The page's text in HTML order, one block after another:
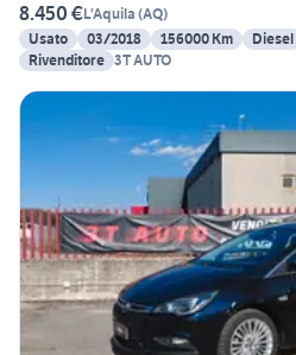
8.450 €L'Aquila (AQ)
Usato
03/2018 156000 Km Diesel
Rivenditore 3T AUTO